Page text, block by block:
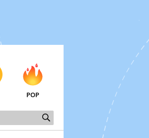
POP